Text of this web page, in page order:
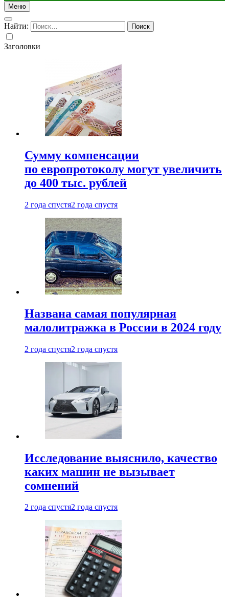
Меню
Найти:
Заголовки
Сумму компенсации
по европротоколу могут увеличить
до 400 тыс. рублей
2 года спустя2 года спустя
Названа самая популярная
малолитражка в России в 2024 году
2 года спустя2 года спустя
Исследование выяснило, качество
каких машин не вызывает
сомнений
2 года спустя2 года спустя